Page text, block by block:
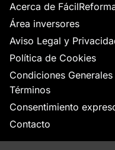
Acerca de
Área inversores
Aviso Legal y
Política de Cookies
Condiciones
Términos
Consentimiento
Contacto